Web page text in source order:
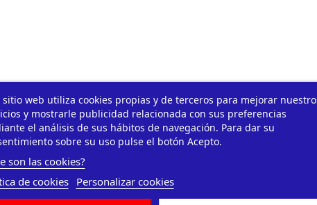
sitio web utiliza cookies propias y de terceros para mejorar
y mostrarle publicidad relacionada con sus preferencias
el análisis de sus hábitos de navegación. Para dar su
sobre su uso pulse el botón Acepto.
son las cookies?
de cookies
Personalizar cookies